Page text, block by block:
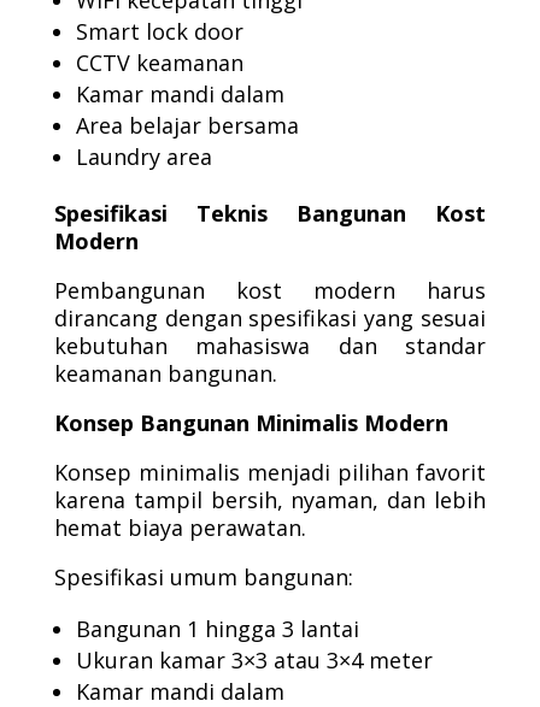
Smart lock door
CCTV keamanan
Kamar mandi dalam
Area belajar bersama
Laundry area
Spesifikasi Teknis Bangunan Kost
Modern
Pembangunan kost modern harus
dirancang dengan spesifikasi yang sesuai
kebutuhan mahasiswa dan standar
keamanan bangunan.
Konsep Bangunan Minimalis Modern
Konsep minimalis menjadi pilihan favorit
karena tampil bersih, nyaman, dan lebih
hemat biaya perawatan.
Spesifikasi umum bangunan:
Bangunan 1 hingga 3 lantai
Ukuran kamar 3×3 atau 3×4 meter
Kamar mandi dalam